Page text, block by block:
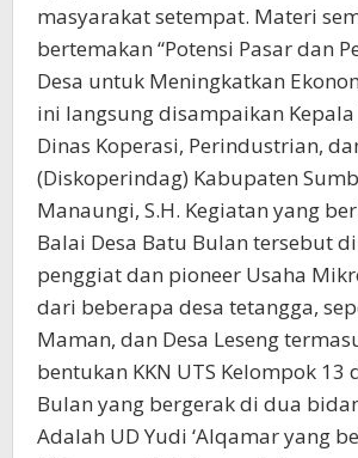
masyarakat setempat. Materi
bertemakan “Potensi Pasar dan
Desa untuk Meningkatkan
ini langsung disampaikan Kepala
Dinas Koperasi, Perindustrian,
(Diskoperindag) Kabupaten
Manaungi, S.H. Kegiatan yang
Balai Desa Batu Bulan tersebut
penggiat dan pioneer Usaha
dari beberapa desa tetangga,
Maman, dan Desa Leseng
bentukan KKN UTS Kelompok 13
Bulan yang bergerak di dua
Adalah UD Yudi ‘Alqamar yang